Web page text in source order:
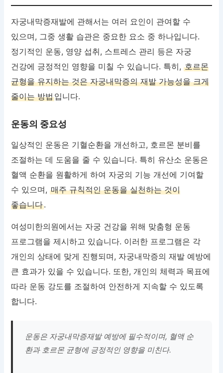
자궁내막증재발에 관해서는 여러 요인이 관여할 수
있으며, 그중 생활 습관은 중요한 요소 중 하나입니다.
정기적인 운동, 영양 섭취, 스트레스 관리 등은 자궁
건강에 긍정적인 영향을 미칠 수 있습니다. 특히,호르몬
균형을 유지하는 것은 자궁내막증의 재발 가능성을 크게
줄이는 방법입니다.
운동의 중요성
일상적인 운동은 기혈순환을 개선하고, 호르몬 분비를
조절하는 데 도움을 줄 수 있습니다. 특히 유산소 운동은
혈액 순환을 원활하게 하여 자궁의 기능 개선에 기여할
수 있으며,매주 규칙적인 운동을 실천하는 것이
좋습니다.
여성미한의원에서는 자궁 건강을 위해 맞춤형 운동
프로그램을 제시하고 있습니다. 이러한 프로그램은 각
개인의 상태에 맞게 진행되며, 자궁내막증의 재발 예방에
큰 효과가 있을 수 있습니다. 또한, 개인의 체력과 목표에
따라 운동 강도를 조절하여 안전하게 지속할 수 있도록
합니다.
운동은 자궁내막증재발 예방에 필수적이며, 혈액 순
환과 호르몬 균형에 긍정적인 영향을 미친다.